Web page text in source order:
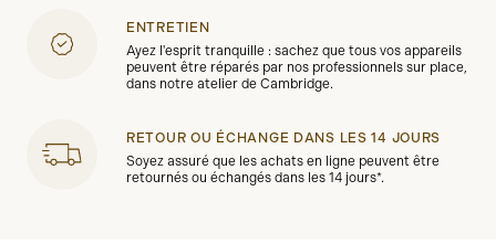
ENTRETIEN
Ayez l'esprit tranquille : sachez que tous vos appareils
peuvent être réparés par nos professionnels sur place,
dans notre atelier de Cambridge.
RETOUR OU ÉCHANGE DANS LES 14 JOURS
Soyez assuré que les achats en ligne peuvent être
retournés ou échangés dans les 14 jours*.